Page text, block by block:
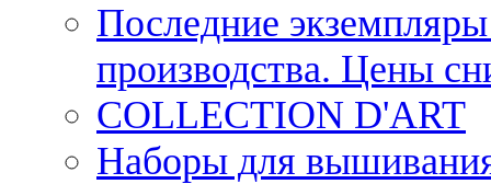
Последние
производства. Цены
COLLECTION D'ART
Наборы для